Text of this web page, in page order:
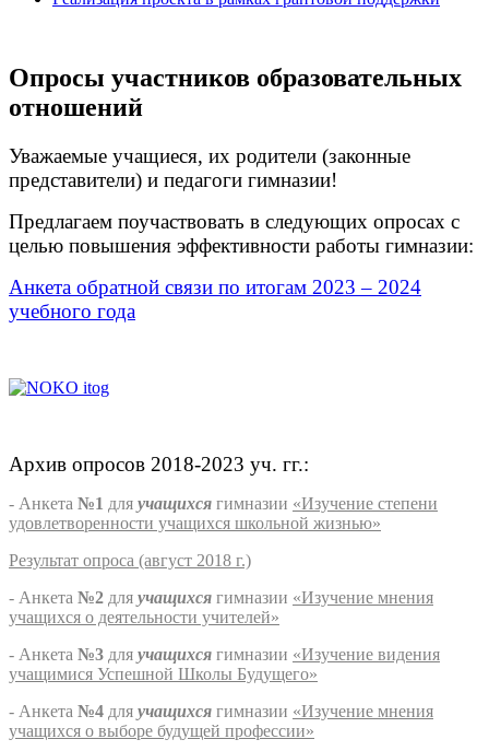
Опросы участников образовательных
отношений
Уважаемые учащиеся, их родители (законные
представители) и педагоги гимназии!
Предлагаем поучаствовать в следующих опросах с
целью повышения эффективности работы гимназии:
Анкета обратной связи по итогам 2023 – 2024
учебного года
Архив опросов 2018-2023 уч. гг.:
- Анкета №1 для учащихся гимназии «Изучение степени
удовлетворенности учащихся школьной жизнью»
Результат опроса (август 2018 г.)
- Анкета №2 для учащихся гимназии «Изучение мнения
учащихся о деятельности учителей»
- Анкета №3 для учащихся гимназии «Изучение видения
учащимися Успешной Школы Будущего»
- Анкета №4 для учащихся гимназии «Изучение мнения
учащихся о выборе будущей профессии»